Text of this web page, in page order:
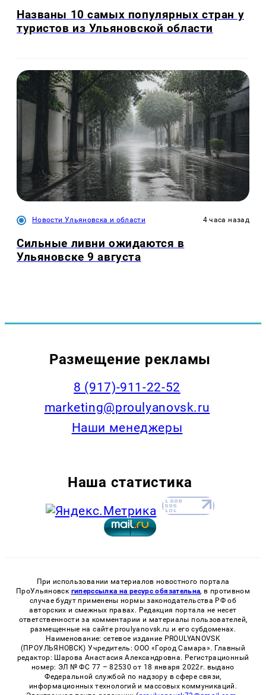
Названы 10 самых популярных стран у
туристов из Ульяновской области
Новости Ульяновска и области 4 часа назад
Сильные ливни ожидаются в
Ульяновске 9 августа
Размещение рекламы
8 (917)-911-22-52
marketing@proulyanovsk.ru
Наши менеджеры
Наша статистика
При использовании материалов новостного портала
ПроУльяновск гиперссылка на ресурс обязательна, в противном
случае будут применены нормы законодательства РФ об
авторских и смежных правах. Редакция портала не несет
ответственности за комментарии и материалы пользователей,
размещенные на сайте proulyanovsk.ru и его субдоменах.
Наименование: сетевое издание PROULYANOVSK
(ПРОУЛЬЯНОВСК) Учредитель: ООО «Город Самара». Главный
редактор: Шарова Анастасия Александровна. Регистрационный
номер: ЭЛ № ФС 77 – 82530 от 18 января 2022г. выдано
Федеральной службой по надзору в сфере связи,
информационных технологий и массовых коммуникаций.